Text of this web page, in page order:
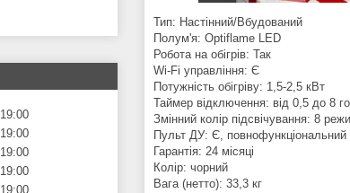
Тип: Настінний/Вбудований
Полум'я: Optiflame LED
Робота на обігрів: Так
Wi-Fi управління: Є
Потужність обігріву: 1,5-2,5 кВт
Таймер відключення: від 0,5 до 8
Змінний колір підсвічування: 8
Пульт ДУ: Є, повнофункціональний
Гарантія: 24 місяці
Колір: чорний
Вага (нетто): 33,3 кг
19:00
19:00
19:00
19:00
19:00